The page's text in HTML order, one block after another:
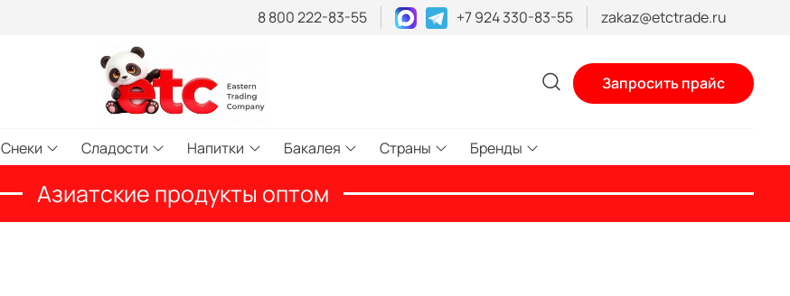
8 800 222-83-55 +7 924 330-83-55 zakaz@etctrade.ru
Запросить прайс
Снеки Сладости Напитки Бакалея Страны Бренды
Азиатские продукты оптом